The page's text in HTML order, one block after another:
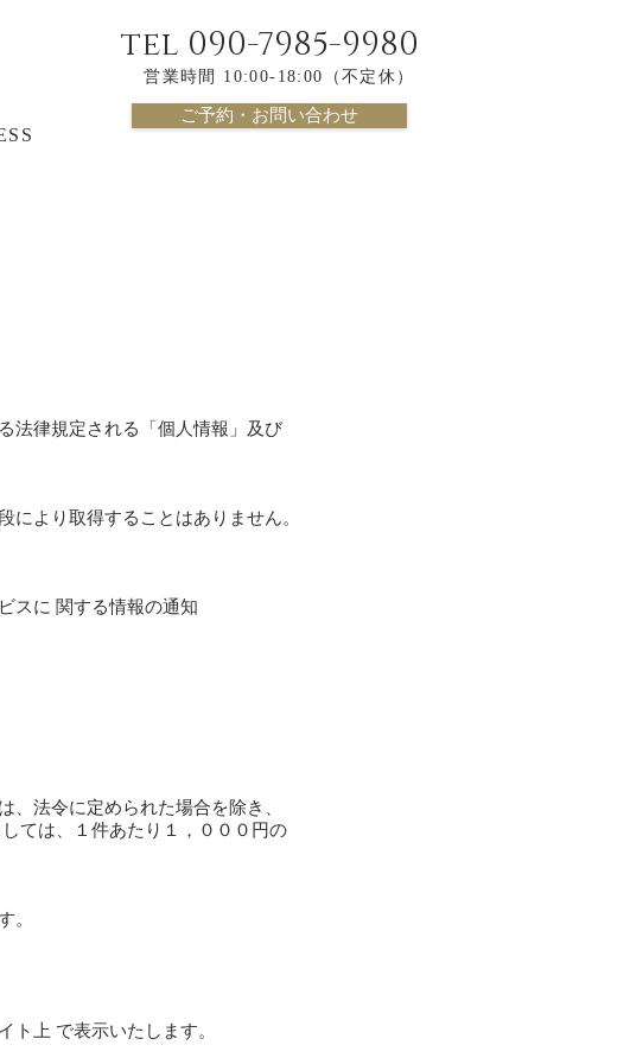
tel 090-7985-9980
営業時間 10:00-18:00（不定休）
ご予約・お問い合わせ
法律規定される「個人情報」及び
より取得することはありません。
スに 関する情報の通知
法令に定められた場合を除き、
ては、１件あたり１，０００円の
。
上 で表示いたします。